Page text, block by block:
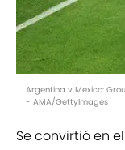
Argentina v Mexico:
- AMA/GettyImages
Se convirtió en